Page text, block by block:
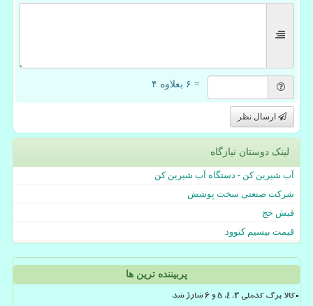
= ۶ بعلاوه ۴
ارسال نظر
لینک دوستان نیازگاه
آب شیرین کن - دستگاه آب شیرین کن
شرکت صنعتی سخت پوشش
فیش حج
قیمت بیسیم کنوود
پربیننده ترین ها
کالا برگ کدملی 3، 4، 5 و 6 شارژ شد